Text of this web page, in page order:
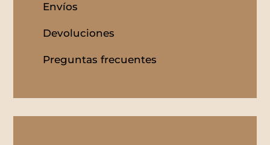
Envíos
Devoluciones
Preguntas frecuentes